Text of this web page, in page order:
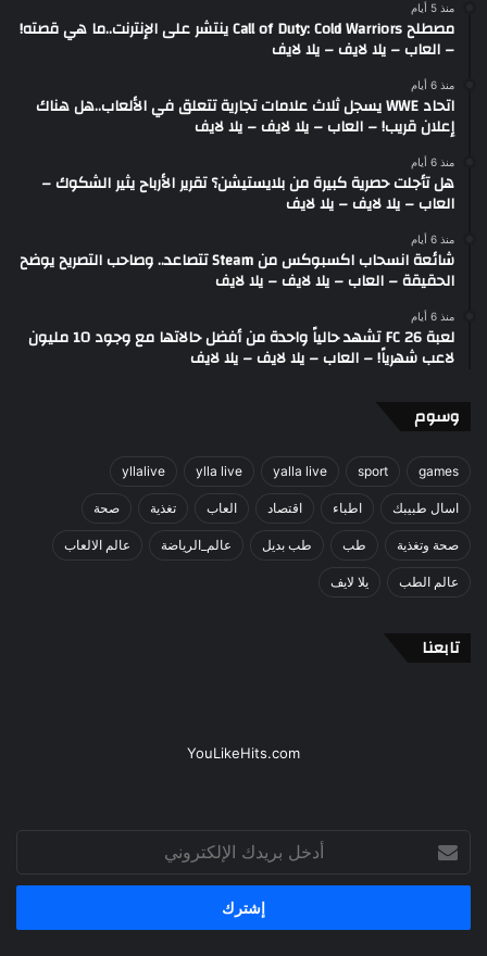
منذ 5 أيام
مصطلح Call of Duty: Cold Warriors ينتشر على الإنترنت..ما هي قصته!
– العاب – يلا لايف – يلا لايف
منذ 6 أيام
اتحاد WWE يسجل ثلاث علامات تجارية تتعلق في الألعاب..هل هناك
إعلان قريب! – العاب – يلا لايف – يلا لايف
منذ 6 أيام
هل تأجلت حصرية كبيرة من بلايستيشن؟ تقرير الأرباح يثير الشكوك –
العاب – يلا لايف – يلا لايف
منذ 6 أيام
شائعة انسحاب اكسبوكس من Steam تتصاعد.. وصاحب التصريح يوضح
الحقيقة – العاب – يلا لايف – يلا لايف
منذ 6 أيام
لعبة FC 26 تشهد حالياً واحدة من أفضل حالاتها مع وجود 10 مليون
لاعب شهرياً! – العاب – يلا لايف – يلا لايف
وسوم
games
sport
yalla live
ylla live
yllalive
اسال طبيبك اطباء اقتصاد العاب تغذية صحة
صحة وتغذية طب طب بديل عالم_الرياضة عالم الالعاب
عالم الطب يلا لايف
تابعنا
YouLikeHits.com
بريدك
الإلكتروني